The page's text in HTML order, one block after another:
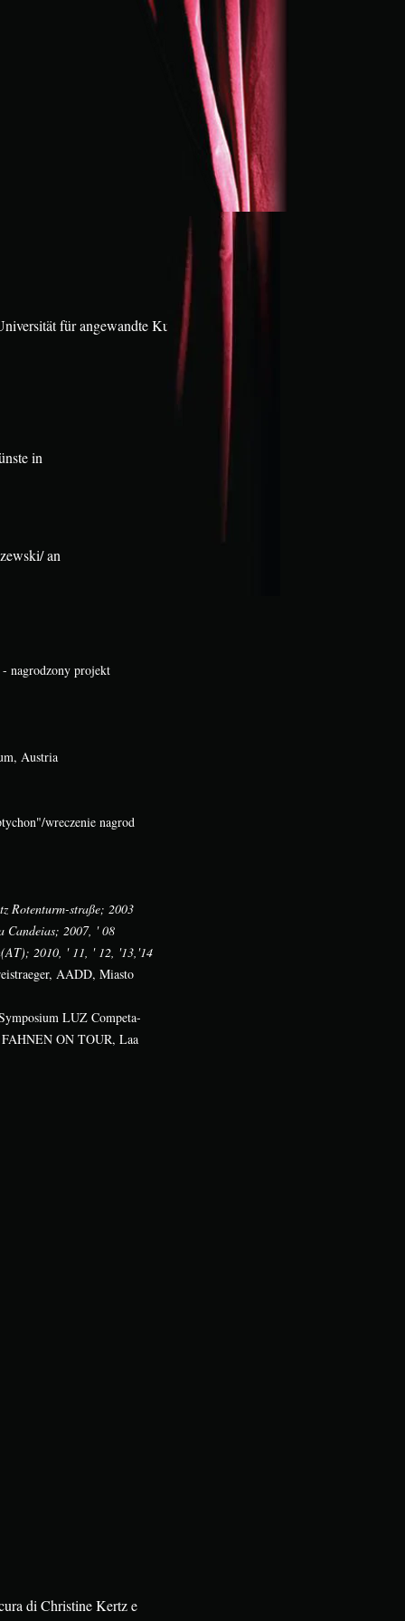
nagrodzony projekt
Austria
wreczenie nagrod
Rotenturm-straße; 2003
Candeias; 2007, ' 08
2010, ' 11, ' 12, '13,'14
AADD, Miasto
LUZ Competa-
FAHNEN ON TOUR, Laa
di Christine Kertz e
für angewandte Kunst
in
an